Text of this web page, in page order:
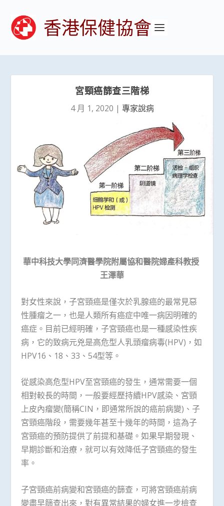
香港保健協會
宮頸癌篩查三階梯
4 月 1, 2020 | 專家說病
華中科技大學同濟醫學院附屬協和醫院婦產科教授
王澤華
對女性來說，子宮頸癌是僅次於乳腺癌的最常見惡
性腫瘤之一，也是人類所有癌症中唯一病因明確的
癌症。目前已經明確，子宮頸癌也是一種感染性疾
病，它的致病元兇是高危型人乳頭瘤病毒(HPV)，如
HPV16、18、33、54型等。
從感染高危型HPV至宮頸癌的發生，通常需要一個
相對較長的時間，一般要經歷持續HPV感染、宮頸
上皮內瘤變(簡稱CIN，即通常所說的癌前病變)、子
宮頸癌階段，需要幾年甚至十幾年的時間，這為子
宮頸癌的預防提供了前提和基礎。如果早期發現、
早期診斷和治療，就可以有效降低子宮頸癌的發生
率。
子宮頸癌前病變和宮頸癌的篩查，可將宮頸癌前病
變盡早篩查出來，對有異常結果的婦女進一步檢查